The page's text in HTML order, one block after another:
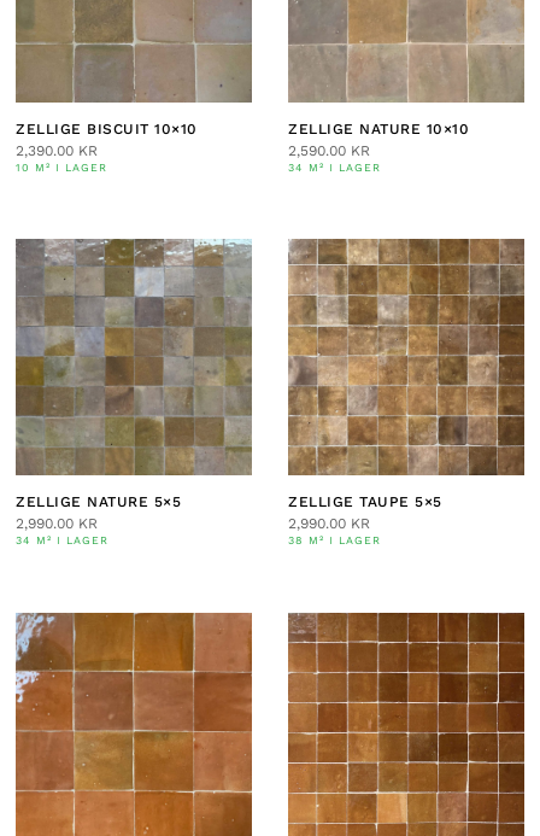
ZELLIGE BISCUIT 10×10
2,390.00 KR
10 M² I LAGER
ZELLIGE NATURE 10×10
2,590.00 KR
34 M² I LAGER
ZELLIGE NATURE 5×5
2,990.00 KR
34 M² I LAGER
ZELLIGE TAUPE 5×5
2,990.00 KR
38 M² I LAGER